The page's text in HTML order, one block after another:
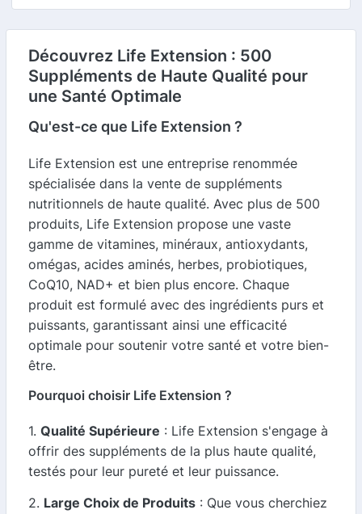
Découvrez Life Extension : 500
Suppléments de Haute Qualité pour
une Santé Optimale
Qu'est-ce que Life Extension ?
Life Extension est une entreprise renommée
spécialisée dans la vente de suppléments
nutritionnels de haute qualité. Avec plus de 500
produits, Life Extension propose une vaste
gamme de vitamines, minéraux, antioxydants,
omégas, acides aminés, herbes, probiotiques,
CoQ10, NAD+ et bien plus encore. Chaque
produit est formulé avec des ingrédients purs et
puissants, garantissant ainsi une efficacité
optimale pour soutenir votre santé et votre bien-
être.
Pourquoi choisir Life Extension ?
1. Qualité Supérieure : Life Extension s'engage à
offrir des suppléments de la plus haute qualité,
testés pour leur pureté et leur puissance.
2. Large Choix de Produits : Que vous cherchiez